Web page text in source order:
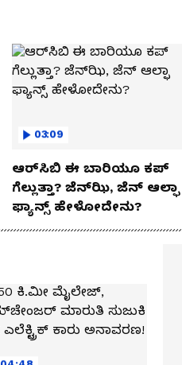
03:09
ಆರ್‌ಸಿಬಿ ಈ ಬಾರಿಯೂ ಕಪ್‌
ಗೆಲ್ಲುತ್ತಾ? ಜೆನ್‌ಝಿ, ಜೆನ್‌ ಆಲ್ಫಾ
ಫ್ಯಾನ್ಸ್ ಹೇಳೋದೇನು?